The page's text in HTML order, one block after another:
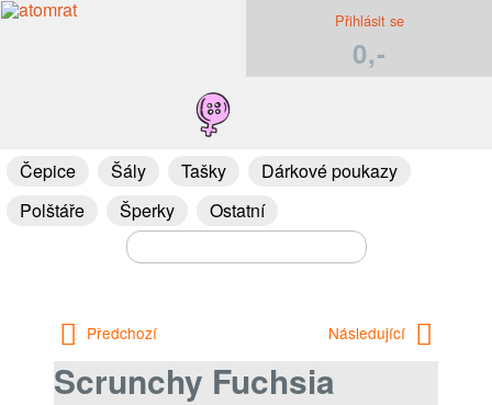
Přihlásit se
0,-
Čepice Šály Tašky
Dárkové poukazy
Polštáře
Šperky Ostatní
Předchozí Následující
Scrunchy Fuchsia